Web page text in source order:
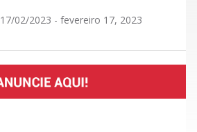
17/02/2023 - fevereiro 17, 2023